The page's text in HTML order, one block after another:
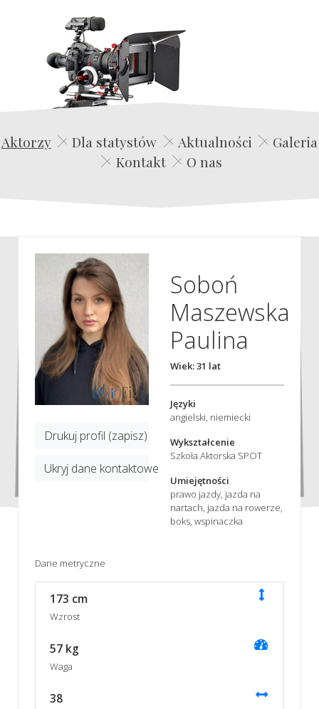
Edwin Film Agencja Aktorska
Aktorzy Dla statystów Aktualności
Galeria
Kontakt
O nas
Drukuj profil (zapisz)
Ukryj dane kontaktowe
Soboń
Maszewska
Paulina
Wiek: 31 lat
Języki
angielski, niemiecki
Wykształcenie
Szkoła Aktorska SPOT
Umiejętności
prawo jazdy, jazda na
nartach, jazda na rowerze,
boks, wspinaczka
Dane metryczne
173 cm
Wzrost
57 kg
Waga
38